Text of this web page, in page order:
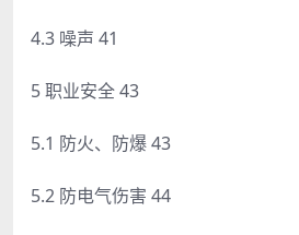
4.3 噪声 41
5 职业安全 43
5.1 防火、防爆 43
5.2 防电气伤害 44